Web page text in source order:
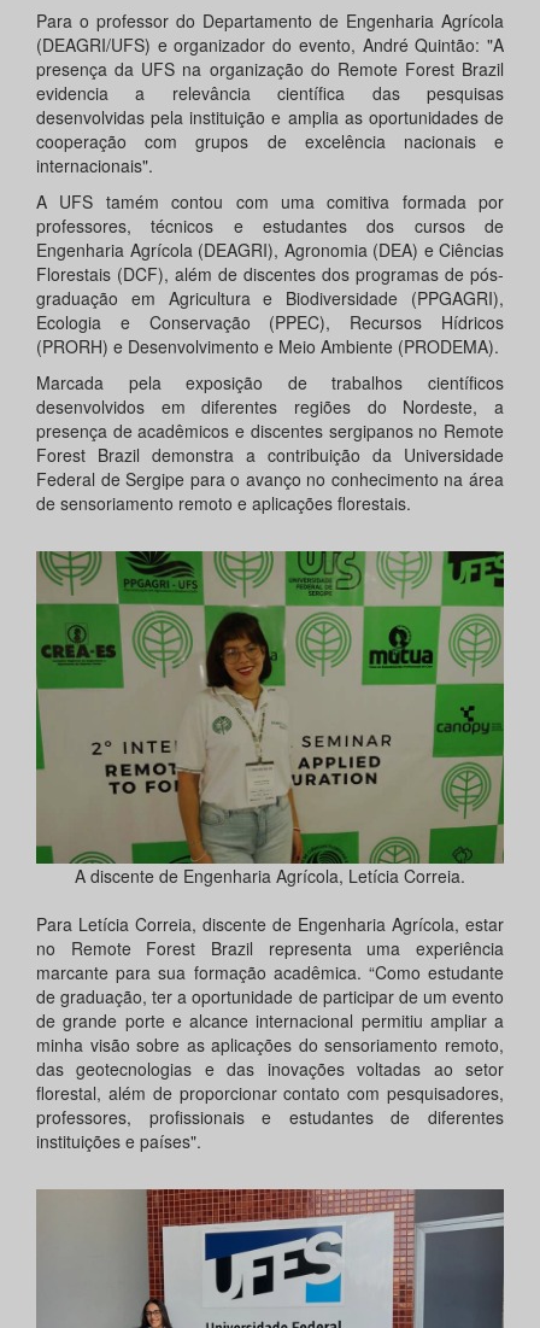
Para o professor do Departamento de Engenharia Agrícola
(DEAGRI/UFS) e organizador do evento, André Quintão: "A
presença da UFS na organização do Remote Forest Brazil
evidencia a relevância científica das pesquisas
desenvolvidas pela instituição e amplia as oportunidades de
cooperação com grupos de excelência nacionais e
internacionais".
A UFS tamém contou com uma comitiva formada por
professores, técnicos e estudantes dos cursos de
Engenharia Agrícola (DEAGRI), Agronomia (DEA) e Ciências
Florestais (DCF), além de discentes dos programas de pós-
graduação em Agricultura e Biodiversidade (PPGAGRI),
Ecologia e Conservação (PPEC), Recursos Hídricos
(PRORH) e Desenvolvimento e Meio Ambiente (PRODEMA).
Marcada pela exposição de trabalhos científicos
desenvolvidos em diferentes regiões do Nordeste, a
presença de acadêmicos e discentes sergipanos no Remote
Forest Brazil demonstra a contribuição da Universidade
Federal de Sergipe para o avanço no conhecimento na área
de sensoriamento remoto e aplicações florestais.
A discente de Engenharia Agrícola, Letícia Correia.
Para Letícia Correia, discente de Engenharia Agrícola, estar
no Remote Forest Brazil representa uma experiência
marcante para sua formação acadêmica. “Como estudante
de graduação, ter a oportunidade de participar de um evento
de grande porte e alcance internacional permitiu ampliar a
minha visão sobre as aplicações do sensoriamento remoto,
das geotecnologias e das inovações voltadas ao setor
florestal, além de proporcionar contato com pesquisadores,
professores, profissionais e estudantes de diferentes
instituições e países".